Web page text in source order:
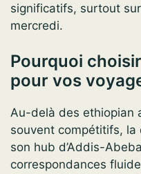
significatifs, surtout
mercredi.
Pourquoi
pour vos
Au-delà des ethiopian
souvent compétitifs, la
son hub d’Addis-
correspondances